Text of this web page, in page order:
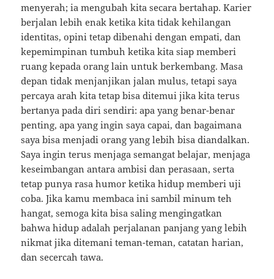
menyerah; ia mengubah kita secara bertahap. Karier
berjalan lebih enak ketika kita tidak kehilangan
identitas, opini tetap dibenahi dengan empati, dan
kepemimpinan tumbuh ketika kita siap memberi
ruang kepada orang lain untuk berkembang. Masa
depan tidak menjanjikan jalan mulus, tetapi saya
percaya arah kita tetap bisa ditemui jika kita terus
bertanya pada diri sendiri: apa yang benar-benar
penting, apa yang ingin saya capai, dan bagaimana
saya bisa menjadi orang yang lebih bisa diandalkan.
Saya ingin terus menjaga semangat belajar, menjaga
keseimbangan antara ambisi dan perasaan, serta
tetap punya rasa humor ketika hidup memberi uji
coba. Jika kamu membaca ini sambil minum teh
hangat, semoga kita bisa saling mengingatkan
bahwa hidup adalah perjalanan panjang yang lebih
nikmat jika ditemani teman-teman, catatan harian,
dan secercah tawa.